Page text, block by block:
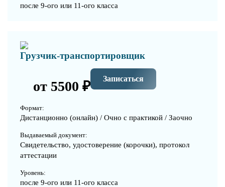
после 9-ого или 11-ого класса
Грузчик-транспортировщик
от 5500 ₽ Записаться
Формат:
Дистанционно (онлайн) / Очно с практикой / Заочно
Выдаваемый документ:
Свидетельство, удостоверение (корочки), протокол
аттестации
Уровень:
после 9-ого или 11-ого класса